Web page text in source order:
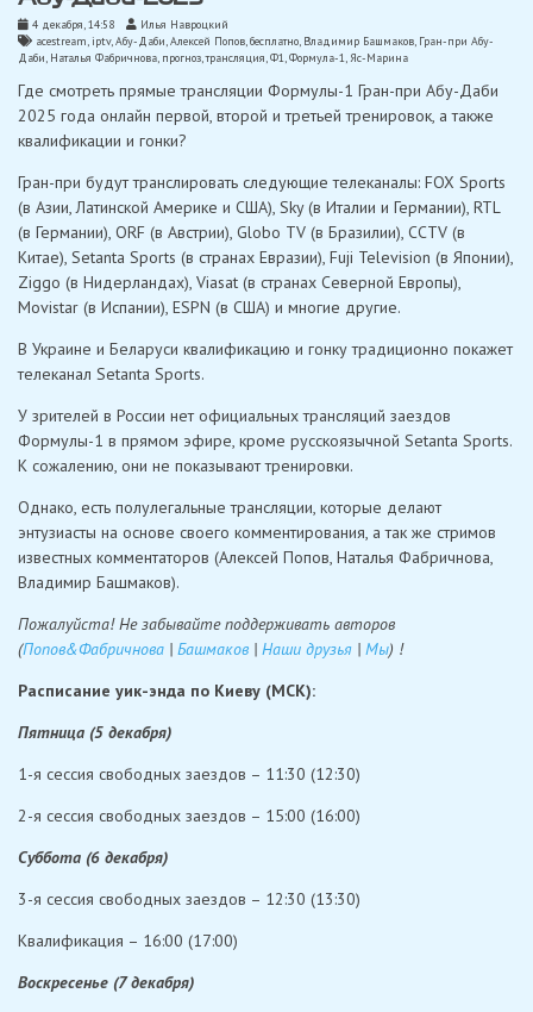
4 декабря, 14:58
Илья Навроцкий
acestream, iptv,Абу-Даби,Алексей Попов,бесплатно, Владимир Башмаков, Гран-при Абу-
Даби, Наталья Фабричнова, прогноз,трансляция,Ф1,Формула-1,Яс-Марина
Где смотреть прямые трансляции Формулы-1 Гран-при Абу-Даби
2025 года онлайн первой, второй и третьей тренировок, а также
квалификации и гонки?
Гран-при будут транслировать следующие телеканалы: FOX Sports
(в Азии, Латинской Америке и США), Sky (в Италии и Германии), RTL
(в Германии), ORF (в Австрии), Globo TV (в Бразилии), CCTV (в
Китае), Setanta Sports (в странах Евразии), Fuji Television (в Японии),
Ziggo (в Нидерландах), Viasat (в странах Северной Европы),
Movistar (в Испании), ESPN (в США) и многие другие.
В Украине и Беларуси квалификацию и гонку традиционно покажет
телеканал Setanta Sports.
У зрителей в России нет официальных трансляций заездов
Формулы-1 в прямом эфире, кроме русскоязычной Setanta Sports.
К сожалению, они не показывают тренировки.
Однако, есть полулегальные трансляции, которые делают
энтузиасты на основе своего комментирования, а так же стримов
известных комментаторов (Алексей Попов, Наталья Фабричнова,
Владимир Башмаков).
Пожалуйста! Не забывайте поддерживать авторов
(Попов&Фабричнова | Башмаков | Наши друзья | Мы) !
Расписание уик-энда по Киеву (МСК):
Пятница (5 декабря)
1-я сессия свободных заездов – 11:30 (12:30)
2-я сессия свободных заездов – 15:00 (16:00)
Суббота (6 декабря)
3-я сессия свободных заездов – 12:30 (13:30)
Квалификация – 16:00 (17:00)
Воскресенье (7 декабря)